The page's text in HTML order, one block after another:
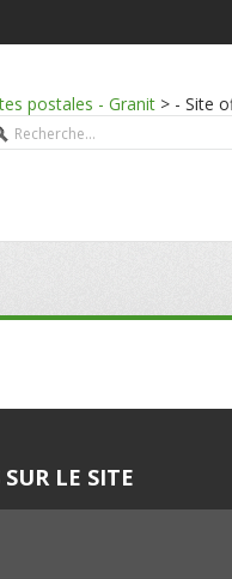
postales - Granit > - Site
SUR LE SITE